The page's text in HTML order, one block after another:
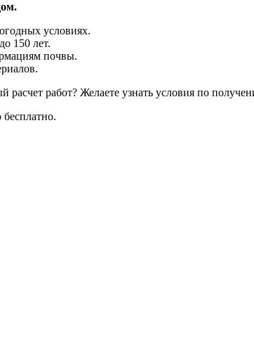
условиях.
150 лет.
почвы.
расчет работ? Желаете узнать условия по